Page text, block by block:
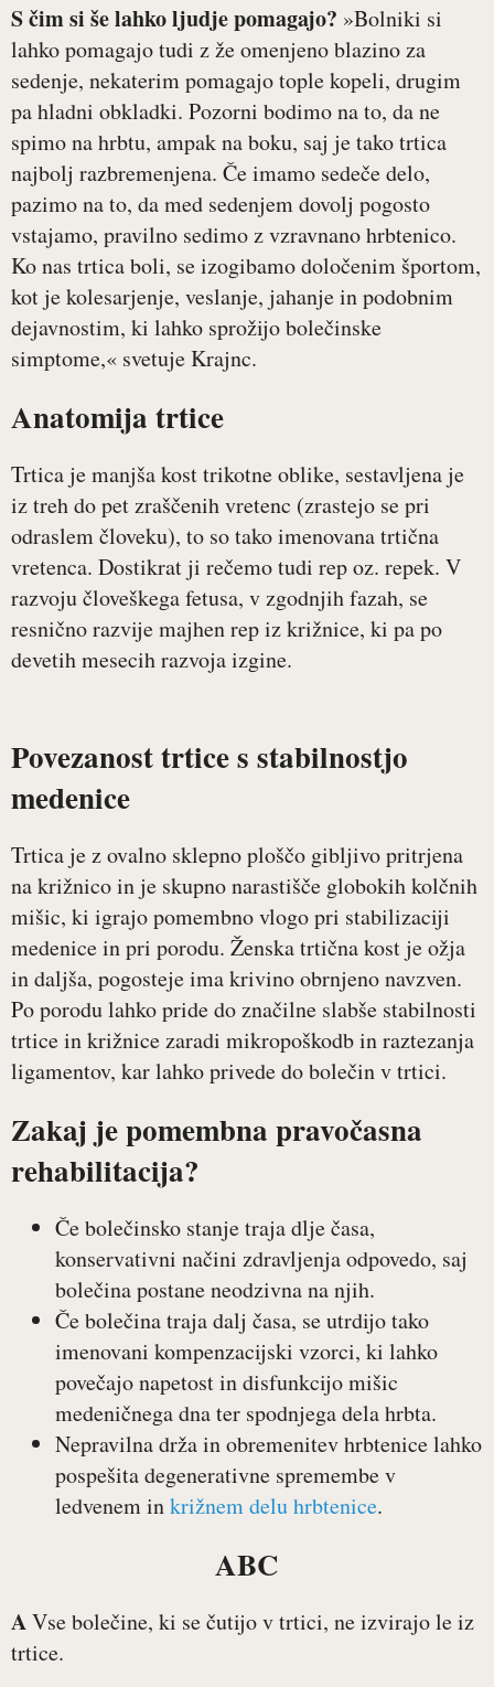
S čim si še lahko ljudje pomagajo? »Bolniki si
lahko pomagajo tudi z že omenjeno blazino za
sedenje, nekaterim pomagajo tople kopeli, drugim
pa hladni obkladki. Pozorni bodimo na to, da ne
spimo na hrbtu, ampak na boku, saj je tako trtica
najbolj razbremenjena. Če imamo sedeče delo,
pazimo na to, da med sedenjem dovolj pogosto
vstajamo, pravilno sedimo z vzravnano hrbtenico.
Ko nas trtica boli, se izogibamo določenim športom,
kot je kolesarjenje, veslanje, jahanje in podobnim
dejavnostim, ki lahko sprožijo bolečinske
simptome,« svetuje Krajnc.
Anatomija trtice
Trtica je manjša kost trikotne oblike, sestavljena je
iz treh do pet zraščenih vretenc (zrastejo se pri
odraslem človeku), to so tako imenovana trtična
vretenca. Dostikrat ji rečemo tudi rep oz. repek. V
razvoju človeškega fetusa, v zgodnjih fazah, se
resnično razvije majhen rep iz križnice, ki pa po
devetih mesecih razvoja izgine.
Povezanost trtice s stabilnostjo
medenice
Trtica je z ovalno sklepno ploščo gibljivo pritrjena
na križnico in je skupno narastišče globokih kolčnih
mišic, ki igrajo pomembno vlogo pri stabilizaciji
medenice in pri porodu. Ženska trtična kost je ožja
in daljša, pogosteje ima krivino obrnjeno navzven.
Po porodu lahko pride do značilne slabše stabilnosti
trtice in križnice zaradi mikropoškodb in raztezanja
ligamentov, kar lahko privede do bolečin v trtici.
Zakaj je pomembna pravočasna
rehabilitacija?
Če bolečinsko stanje traja dlje časa,
konservativni načini zdravljenja odpovedo, saj
bolečina postane neodzivna na njih.
Če bolečina traja dalj časa, se utrdijo tako
imenovani kompenzacijski vzorci, ki lahko
povečajo napetost in disfunkcijo mišic
medeničnega dna ter spodnjega dela hrbta.
Nepravilna drža in obremenitev hrbtenice lahko
pospešita degenerativne spremembe v
ledvenem inkrižnem delu hrbtenice.
ABC
AVse bolečine, ki se čutijo v trtici, ne izvirajo le iz
trtice.